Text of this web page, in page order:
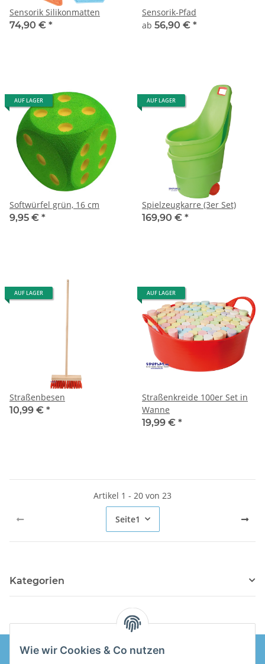
Sensorik Silikonmatten
74,90 € *
Sensorik-Pfad
ab 56,90 € *
AUF LAGER
Softwürfel grün, 16 cm
9,95 € *
AUF LAGER
Spielzeugkarre (3er Set)
169,90 € *
AUF LAGER
Straßenbesen
10,99 € *
AUF LAGER
Straßenkreide 100er Set in
Wanne
19,99 € *
Artikel 1 - 20 von 23
Seite1
Kategorien
Wie wir Cookies & Co nutzen